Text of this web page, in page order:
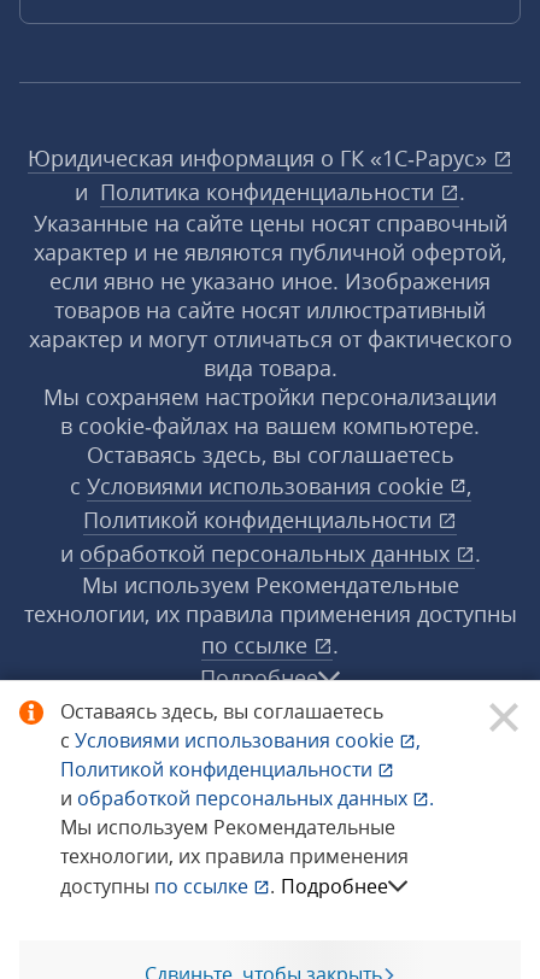
Оставаясь здесь, вы соглашаетесь
с Условиями использования cookie
,
Политикой конфиденциальности
и обработкой персональных данных
.
Мы используем Рекомендательные
технологии, их правила применения
доступны по ссылке . Подробнее
Юридическая информация о ГК «1С‑Рарус»
и Политика конфиденциальности
.
Указанные на сайте цены носят справочный
характер и не являются публичной офертой,
если явно не указано иное. Изображения
товаров на сайте носят иллюстративный
характер и могут отличаться от фактического
вида товара.
Мы сохраняем настройки персонализации
в cookie‑файлах на вашем компьютере.
Оставаясь здесь, вы соглашаетесь
с Условиями использования cookie
,
Политикой конфиденциальности
и обработкой персональных данных
.
Мы используем Рекомендательные
технологии, их правила применения доступны
по ссылке
.
Подробнее
© 1998−2026 «1С‑Рарус» ®. Все права
защищены.
Сообщить об ошибке